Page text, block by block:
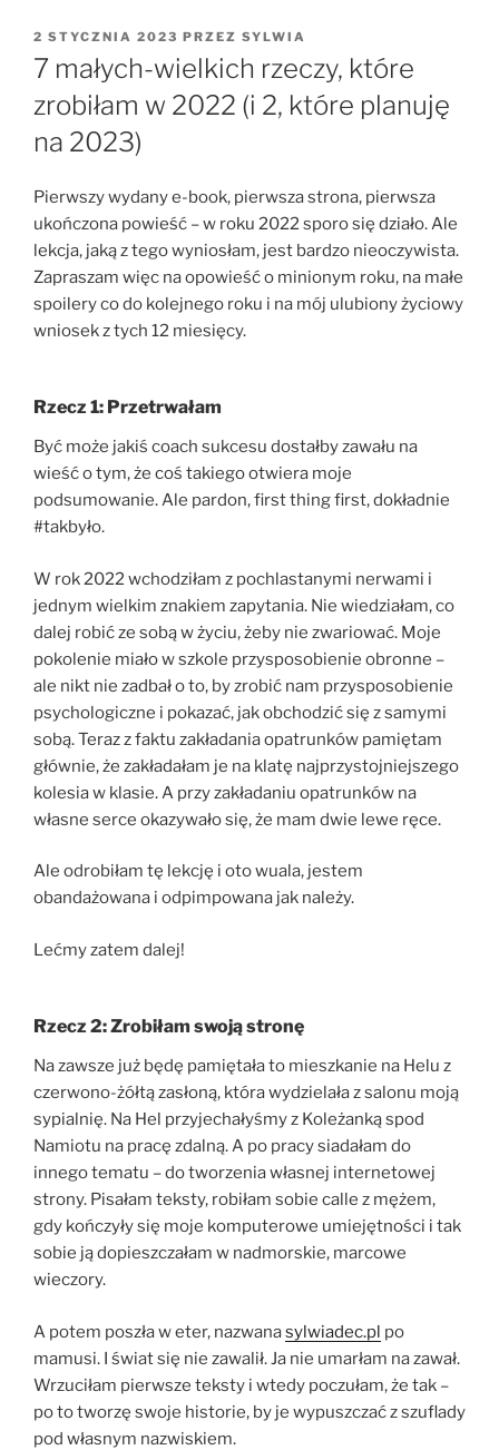
OPUBLIKOWANE
W
2 STYCZNIA 2023 PRZEZ SYLWIA
7 małych-wielkich rzeczy, które
zrobiłam w 2022 (i 2, które planuję
na 2023)
Pierwszy wydany e-book, pierwsza strona, pierwsza
ukończona powieść – w roku 2022 sporo się działo. Ale
lekcja, jaką z tego wyniosłam, jest bardzo nieoczywista.
Zapraszam więc na opowieść o minionym roku, na małe
spoilery co do kolejnego roku i na mój ulubiony życiowy
wniosek z tych 12 miesięcy.
Rzecz 1: Przetrwałam
Być może jakiś coach sukcesu dostałby zawału na
wieść o tym, że coś takiego otwiera moje
podsumowanie. Ale pardon, first thing first, dokładnie
#takbyło.
W rok 2022 wchodziłam z pochlastanymi nerwami i
jednym wielkim znakiem zapytania. Nie wiedziałam, co
dalej robić ze sobą w życiu, żeby nie zwariować. Moje
pokolenie miało w szkole przysposobienie obronne –
ale nikt nie zadbał o to, by zrobić nam przysposobienie
psychologiczne i pokazać, jak obchodzić się z samymi
sobą. Teraz z faktu zakładania opatrunków pamiętam
głównie, że zakładałam je na klatę najprzystojniejszego
kolesia w klasie. A przy zakładaniu opatrunków na
własne serce okazywało się, że mam dwie lewe ręce.
Ale odrobiłam tę lekcję i oto wuala, jestem
obandażowana i odpimpowana jak należy.
Lećmy zatem dalej!
Rzecz 2: Zrobiłam swoją stronę
Na zawsze już będę pamiętała to mieszkanie na Helu z
czerwono-żółtą zasłoną, która wydzielała z salonu moją
sypialnię. Na Hel przyjechałyśmy z Koleżanką spod
Namiotu na pracę zdalną. A po pracy siadałam do
innego tematu – do tworzenia własnej internetowej
strony. Pisałam teksty, robiłam sobie calle z mężem,
gdy kończyły się moje komputerowe umiejętności i tak
sobie ją dopieszczałam w nadmorskie, marcowe
wieczory.
A potem poszła w eter, nazwanasylwiadec.pl po
mamusi. I świat się nie zawalił. Ja nie umarłam na zawał.
Wrzuciłam pierwsze teksty i wtedy poczułam, że tak –
po to tworzę swoje historie, by je wypuszczać z szuflady
pod własnym nazwiskiem.